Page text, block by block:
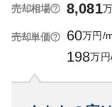
売却相場 8,081
売却単価 60万円/
198万